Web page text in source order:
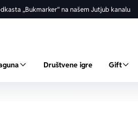
„Bukmarker“ na našem Jutjub kanalu
Društvene igre Gift